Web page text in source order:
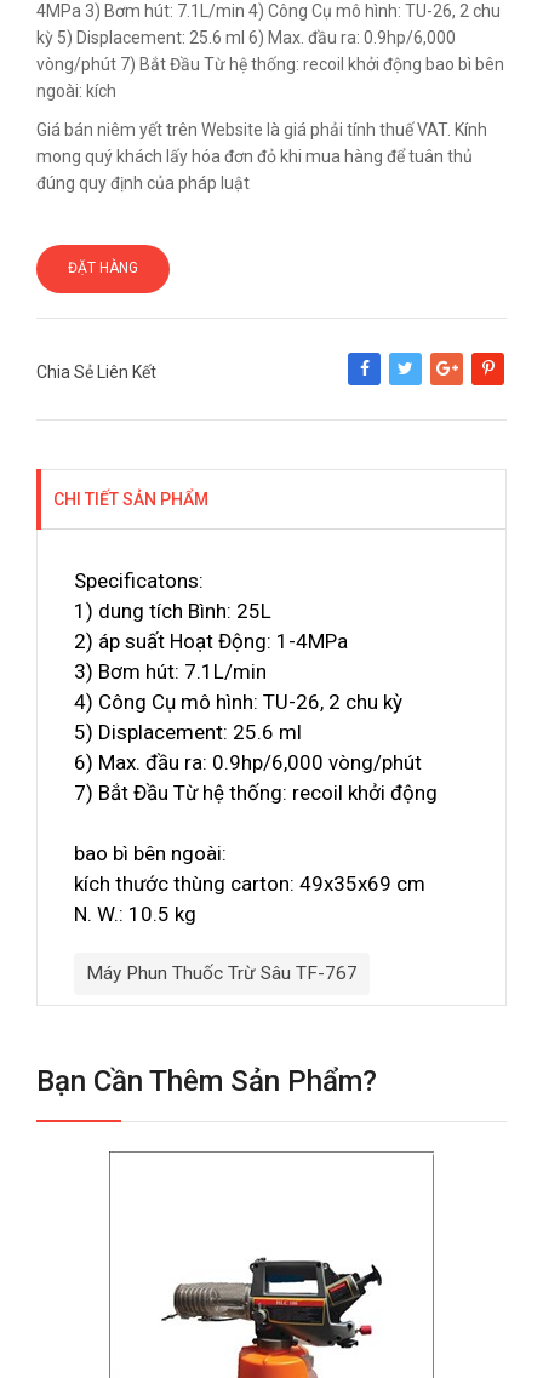
4MPa 3) Bơm hút: 7.1L/min 4) Công Cụ mô hình: TU-26, 2 chu
kỳ 5) Displacement: 25.6 ml 6) Max. đầu ra: 0.9hp/6,000
vòng/phút 7) Bắt Đầu Từ hệ thống: recoil khởi động bao bì bên
ngoài: kích
Giá bán niêm yết trên Website là giá phải tính thuế VAT. Kính
mong quý khách lấy hóa đơn đỏ khi mua hàng để tuân thủ
đúng quy định của pháp luật
ĐẶT HÀNG
Chia Sẻ Liên Kết
Share Tweet Google+Pinterest
CHI TIẾT SẢN PHẨM
Specificatons:
1) dung tích Bình: 25L
2) áp suất Hoạt Động: 1-4MPa
3) Bơm hút: 7.1L/min
4) Công Cụ mô hình: TU-26, 2 chu kỳ
5) Displacement: 25.6 ml
6) Max. đầu ra: 0.9hp/6,000 vòng/phút
7) Bắt Đầu Từ hệ thống: recoil khởi động
bao bì bên ngoài:
kích thước thùng carton: 49x35x69 cm
N. W.: 10.5 kg
Máy Phun Thuốc Trừ Sâu TF-767
Bạn Cần Thêm Sản Phẩm?